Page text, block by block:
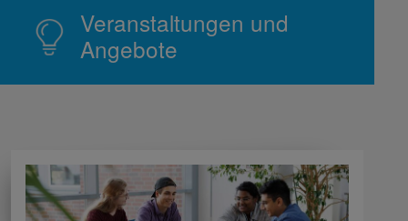
Veranstaltungen und
Angebote